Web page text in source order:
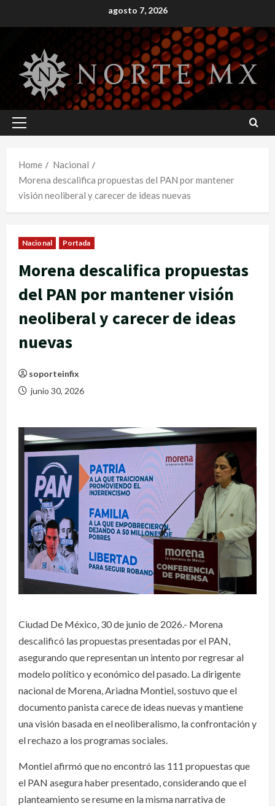
to
agosto 7, 2026
Primary
Home
Nacional
Morena descalifica propuestas del PAN por mantener
visión neoliberal y carecer de ideas nuevas
Nacional Portada
Morena descalifica propuestas
del PAN por mantener visión
neoliberal y carecer de ideas
nuevas
soporteinfix
junio 30, 2026
Ciudad De México, 30 de junio de 2026.- Morena
descalificó las propuestas presentadas por el PAN,
asegurando que representan un intento por regresar al
modelo político y económico del pasado. La dirigente
nacional de Morena, Ariadna Montiel, sostuvo que el
documento panista carece de ideas nuevas y mantiene
una visión basada en el neoliberalismo, la confrontación y
el rechazo a los programas sociales.
Montiel afirmó que no encontró las 111 propuestas que
el PAN asegura haber presentado, considerando que el
planteamiento se resume en la misma narrativa de